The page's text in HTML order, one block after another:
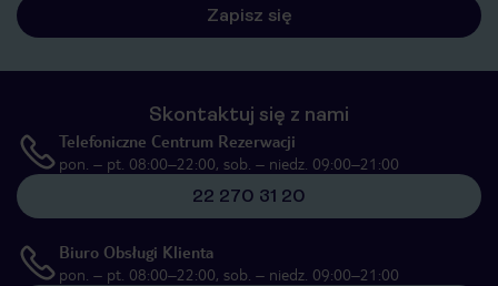
Zapisz się
Skontaktuj się z nami
Telefoniczne Centrum Rezerwacji
pon. – pt. 08:00–22:00, sob. – niedz. 09:00–21:00
22 270 31 20
Biuro Obsługi Klienta
pon. – pt. 08:00–22:00, sob. – niedz. 09:00–21:00